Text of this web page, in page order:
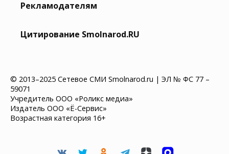
Рекламодателям
Цитирование Smolnarod.RU
© 2013–2025 Сетевое СМИ Smolnarod.ru | ЭЛ № ФС 77 –
59071
Учредитель ООО «Роликс медиа»
Издатель ООО «Ё-Сервис»
Возрастная категория 16+